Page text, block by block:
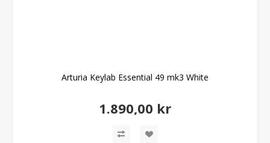
Arturia Keylab Essential 49 mk3 White
1.890,00 kr